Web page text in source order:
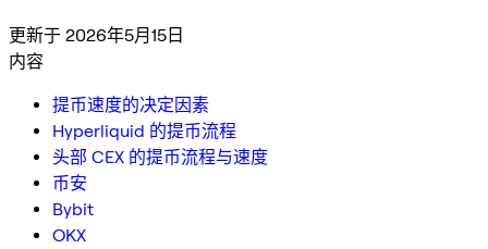
更新于 2026年5月15日
内容
提币速度的决定因素
Hyperliquid 的提币流程
头部 CEX 的提币流程与速度
币安
Bybit
OKX